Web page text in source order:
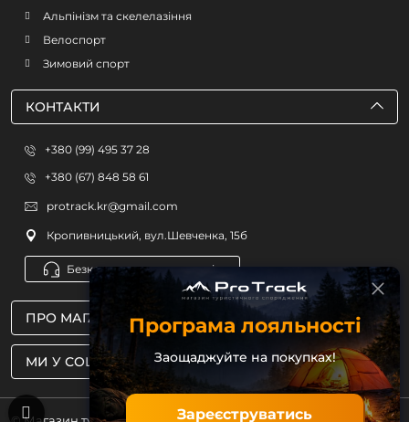
МИ У СОЦМЕРЕЖАХ
ПРО МАГАЗИН
Альпінізм та скелелазіння
Велоспорт
Зимовий спорт
КОНТАКТИ
+380 (99) 495 37 28
+380 (67) 848 58 61
protrack.kr@gmail.com
Кропивницький, вул.Шевченка, 15б
Безкоштовна консультація
Програма лояльності
Заощаджуйте на покупках!
Зареєструватись